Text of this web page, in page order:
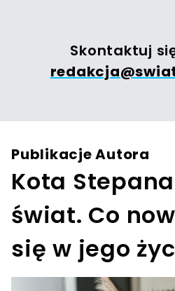
Skontaktuj
Publikacje Autora
Kota
świat. Co
się w jego